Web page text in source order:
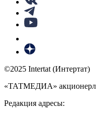
©2025 Intertat (Интертат)
«ТАТМЕДИА»
Редакция адресы: